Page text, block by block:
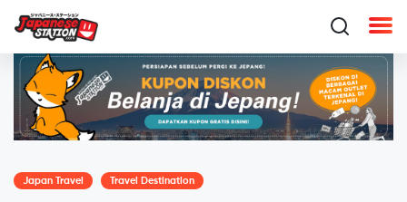
Japan Travel Travel Destination